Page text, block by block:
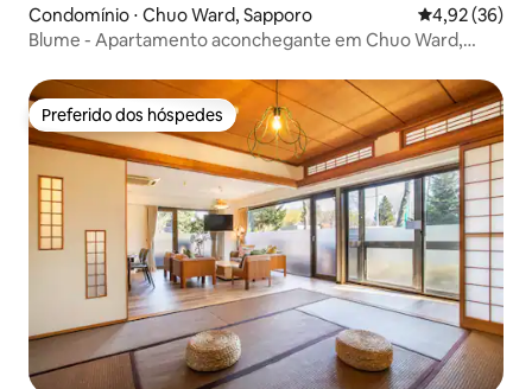
Condomínio ⋅ Chuo Ward, Sapporo 4,92 de uma
4,92 (36)
Blume - Apartamento aconchegante em Chuo Ward,
Preferido dos hóspedes
Preferido dos hóspedes